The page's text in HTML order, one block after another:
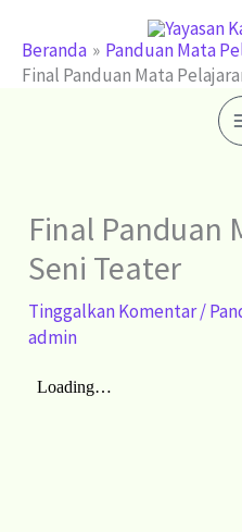
konten
Beranda
Panduan Mata
Final Panduan Mata
Final Panduan
Seni Teater
Tinggalkan Komentar/
admin